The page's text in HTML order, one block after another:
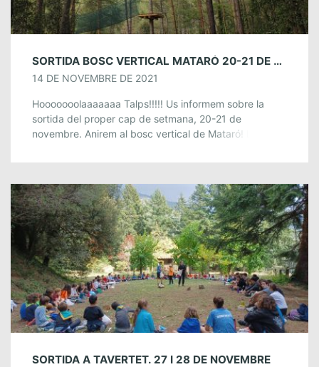
SORTIDA BOSC VERTICAL MATARÓ 20-21 DE NOVEMBRE
14 DE NOVEMBRE DE 2021
Hooooooolaaaaaaa Talps!!!!! Us informem sobre la
sortida del proper cap de setmana, 20-21 de
novembre. Anirem al bosc vertical de Mataró! La
SORTIDA A TAVERTET. 27 I 28 DE NOVEMBRE